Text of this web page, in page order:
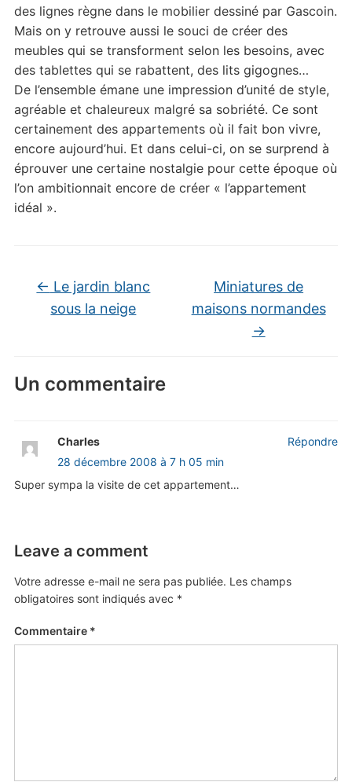
des lignes règne dans le mobilier dessiné par Gascoin.
Mais on y retrouve aussi le souci de créer des
meubles qui se transforment selon les besoins, avec
des tablettes qui se rabattent, des lits gigognes…
De l’ensemble émane une impression d’unité de style,
agréable et chaleureux malgré sa sobriété. Ce sont
certainement des appartements où il fait bon vivre,
encore aujourd’hui. Et dans celui-ci, on se surprend à
éprouver une certaine nostalgie pour cette époque où
l’on ambitionnait encore de créer « l’appartement
idéal ».
← Le jardin blanc
sous la neige
Miniatures de
maisons normandes
→
Un commentaire
Charles
28 décembre 2008 à 7 h 05 min
Super sympa la visite de cet appartement…
Répondre
Leave a comment
Votre adresse e-mail ne sera pas publiée. Les champs
obligatoires sont indiqués avec *
Commentaire *